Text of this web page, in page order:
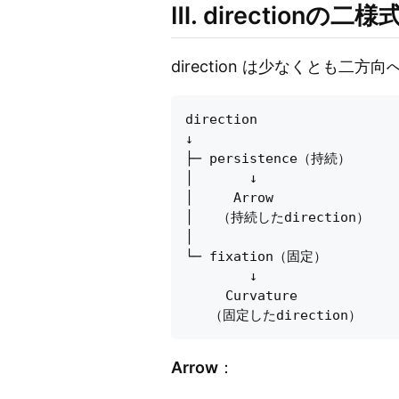
Ⅲ. directionの二様
direction は少なくとも二方向
direction
↓
├─ persistence（持続）
│       ↓
│     Arrow
│   （持続したdirection）
└─ fixation（固定）
        ↓
     Curvature
Arrow ：